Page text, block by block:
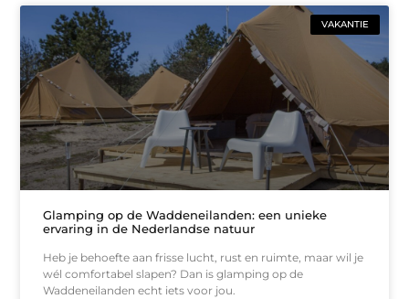
VAKANTIE
Glamping op de Waddeneilanden: een unieke
ervaring in de Nederlandse natuur
Heb je behoefte aan frisse lucht, rust en ruimte, maar wil je
wél comfortabel slapen? Dan is glamping op de
Waddeneilanden echt iets voor jou.